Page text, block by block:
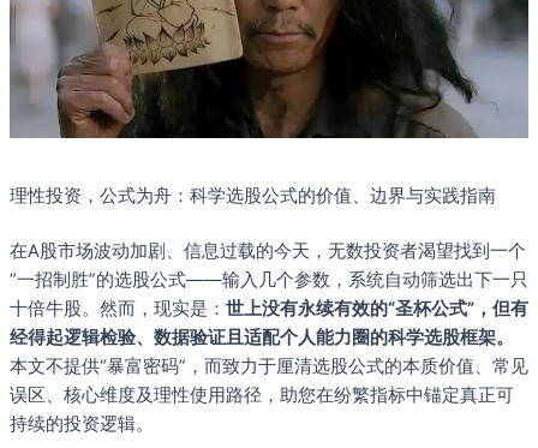
理性投资，公式为舟：科学选股公式的价值、边界与实践指南
在A股市场波动加剧、信息过载的今天，无数投资者渴望找到一个
“一招制胜”的选股公式——输入几个参数，系统自动筛选出下一只
十倍牛股。然而，现实是： 世上没有永续有效的“圣杯公式”，但有
经得起逻辑检验、数据验证且适配个人能力圈的科学选股框架。
本文不提供“暴富密码”，而致力于厘清选股公式的本质价值、常见
误区、核心维度及理性使用路径，助您在纷繁指标中锚定真正可
持续的投资逻辑。